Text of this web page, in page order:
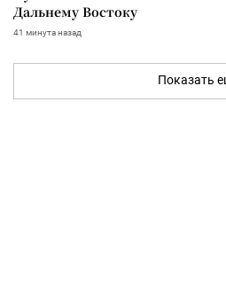
Дальнему Востоку
41 минута назад
Показать